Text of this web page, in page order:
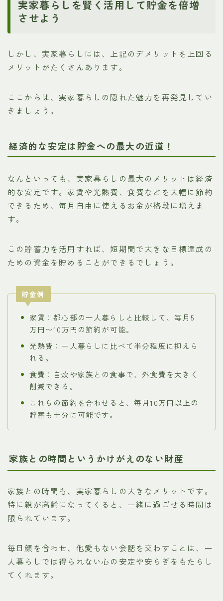
実家暮らしを賢く活用して貯金を倍増
させよう
しかし、実家暮らしには、上記のデメリットを上回る
メリットがたくさんあります。
ここからは、実家暮らしの隠れた魅力を再発見してい
きましょう。
経済的な安定は貯金への最大の近道！
なんといっても、実家暮らしの最大のメリットは経済
的な安定です。家賃や光熱費、食費などを大幅に節約
できるため、毎月自由に使えるお金が格段に増えま
す。
この貯蓄力を活用すれば、短期間で大きな目標達成の
ための資金を貯めることができるでしょう。
貯金例
家賃：都心部の一人暮らしと比較して、毎月5
万円〜10万円の節約が可能。
光熱費：一人暮らしに比べて半分程度に抑えら
れる。
食費：自炊や家族との食事で、外食費を大きく
削減できる。
これらの節約を合わせると、毎月10万円以上の
貯蓄も十分に可能です。
家族との時間というかけがえのない財産
家族との時間も、実家暮らしの大きなメリットです。
特に親が高齢になってくると、一緒に過ごせる時間は
限られています。
毎日顔を合わせ、他愛もない会話を交わすことは、一
人暮らしでは得られない心の安定や安らぎをもたらし
てくれます。